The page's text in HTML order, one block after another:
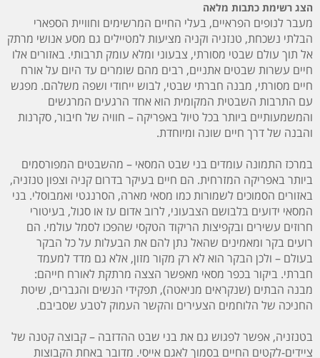
הצג רשימת כתבות מלאה
מעבר לנופים הפראיים, בעלי החיים המרשימים וחוויית הספארי
הבלתי נשכחת, טנזניה וקניה מציעות למטיילים גם מסע אנושי מרתק
אל תוך עולם שבטי מסורתי, צבעוני ומלא עומק תרבותי. באזורים אלו
חיים עשרות שבטים אתניים, רבים מהם שומרים עד היום על אורח
חיים מסורתי, מבנה חברתי שבטי, לבוש ייחודי ושפה משלהם. מפגש
עם התרבות השבטית המקומית הוא אחד הרגעים המרגשים
והמשמעותיים ביותר בכל טיול באפריקה – חוויה של חיבור, סקרנות
והבנה של דרך חיים שונה ומיוחדת.
במרכז התמונה עומדים בני שבט המסאי – מהשבטים המפורסמים
ביותר באפריקה המזרחית. הם חיים בעיקר בדרום קניה וצפון טנזניה,
באזורים הסמוכים לשמורות כמו מסאי מארה, הסרנגטי ואמבוסלי. בני
המסאי ידועים בלבושם הצבעוני, לרוב אדום עז או סגול, בעיטורי
חרוזים עשירים ובקפיצות הריקוד הטקסי שהפכו לסמל עולמי. הם
רועים בקר ומאמינים שהאל נתן להם את הבעלות על כל הבקר
בעולם – ולכן הבקר הוא לא רק מקור מזון, אלא גם מדד למעמד
חברתי. ביקור בכפר מסאי מאפשר הצצה מרתקת לאורח חייהם:
מבנה הבתים (שנקראים מניאטה), תפקידי הנשים והגברים, שיטת
החניכה של הלוחמים הצעירים והקשר העמוק לטבע שסביבם.
בטנזניה, אפשר לפגוש גם את בני שבט ההדזבה – קבוצה קטנה של
ציידים-לקטים החיים בסמוך לאגם אייסי. מדובר באחת הקבוצות